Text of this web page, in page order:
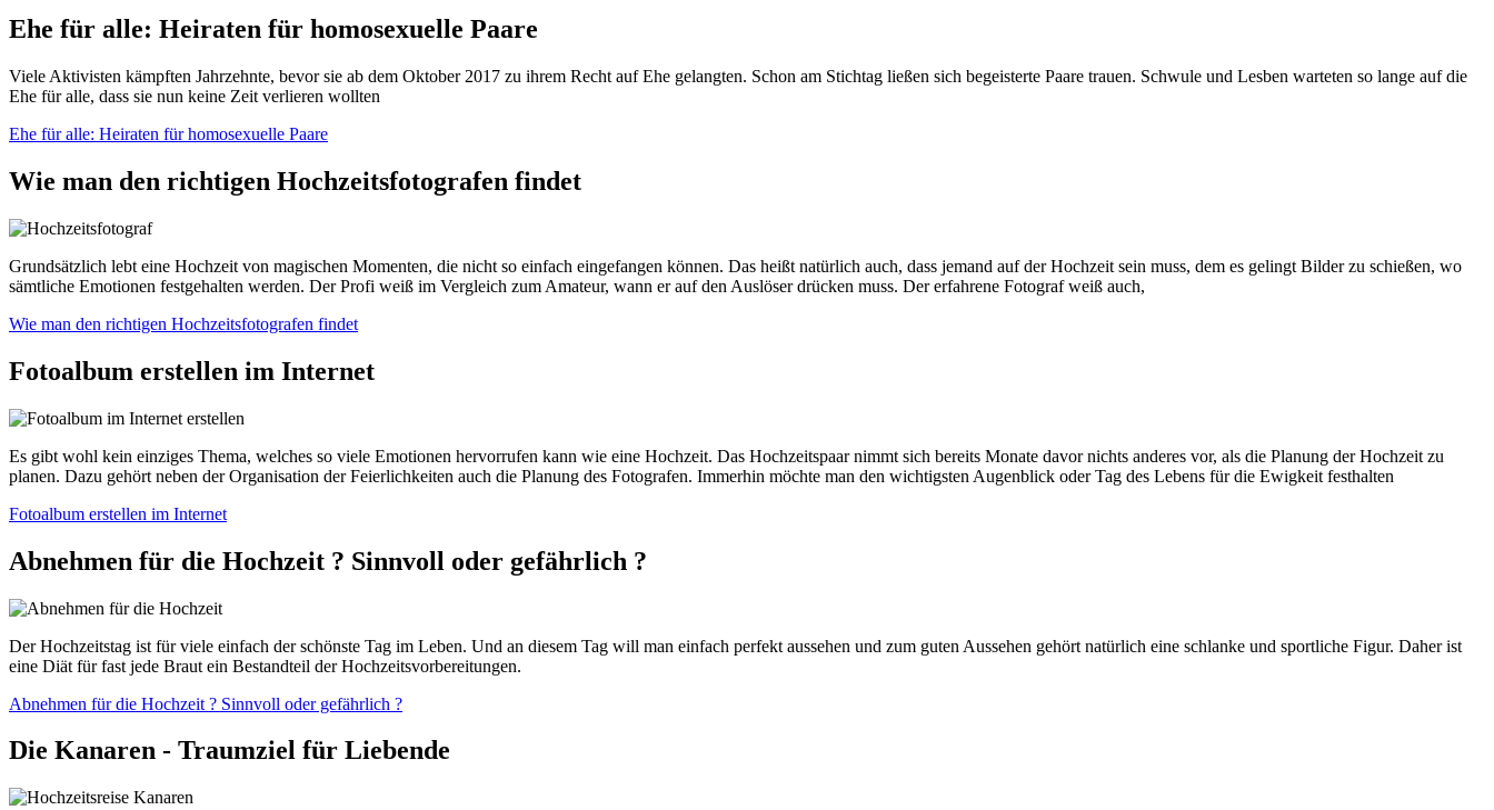
Ehe für alle: Heiraten für homosexuelle Paare
Viele Aktivisten kämpften Jahrzehnte, bevor sie ab dem Oktober 2017 zu ihrem Recht auf Ehe gelangten. Schon am Stichtag ließen sich begeisterte Paare trauen. Schwule und Lesben warteten so lange auf die
Ehe für alle, dass sie nun keine Zeit verlieren wollten
Ehe für alle: Heiraten für homosexuelle Paare
Wie man den richtigen Hochzeitsfotografen findet
Grundsätzlich lebt eine Hochzeit von magischen Momenten, die nicht so einfach eingefangen können. Das heißt natürlich auch, dass jemand auf der Hochzeit sein muss, dem es gelingt Bilder zu schießen, wo
sämtliche Emotionen festgehalten werden. Der Profi weiß im Vergleich zum Amateur, wann er auf den Auslöser drücken muss. Der erfahrene Fotograf weiß auch,
Wie man den richtigen Hochzeitsfotografen findet
Fotoalbum erstellen im Internet
Es gibt wohl kein einziges Thema, welches so viele Emotionen hervorrufen kann wie eine Hochzeit. Das Hochzeitspaar nimmt sich bereits Monate davor nichts anderes vor, als die Planung der Hochzeit zu
planen. Dazu gehört neben der Organisation der Feierlichkeiten auch die Planung des Fotografen. Immerhin möchte man den wichtigsten Augenblick oder Tag des Lebens für die Ewigkeit festhalten
Fotoalbum erstellen im Internet
Abnehmen für die Hochzeit ? Sinnvoll oder gefährlich ?
Der Hochzeitstag ist für viele einfach der schönste Tag im Leben. Und an diesem Tag will man einfach perfekt aussehen und zum guten Aussehen gehört natürlich eine schlanke und sportliche Figur. Daher ist
eine Diät für fast jede Braut ein Bestandteil der Hochzeitsvorbereitungen.
Abnehmen für die Hochzeit ? Sinnvoll oder gefährlich ?
Die Kanaren - Traumziel für Liebende